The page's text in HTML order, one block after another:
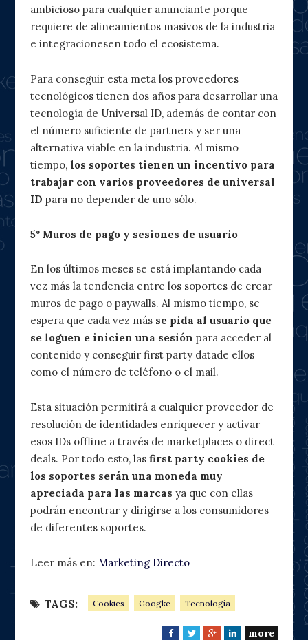
ambicioso para cualquier anunciante porque
requiere de alineamientos masivos de la industria
e integracionesen todo el ecosistema.
Para conseguir esta meta los proveedores
tecnológicos tienen dos años para desarrollar una
tecnología de Universal ID, además de contar con
el número suficiente de partners y ser una
alternativa viable en la industria. Al mismo
tiempo, los soportes tienen un incentivo para
trabajar con varios proveedores de universal
ID para no depender de uno sólo.
5º Muros de pago y sesiones de usuario
En los últimos meses se está implantando cada
vez más la tendencia entre los soportes de crear
muros de pago o paywalls. Al mismo tiempo, se
espera que cada vez más se pida al usuario que
se loguen e inicien una sesión para acceder al
contenido y conseguir first party datade ellos
como el número de teléfono o el mail.
Esta situación permitirá a cualquier proveedor de
resolución de identidades enriquecer y activar
esos IDs offline a través de marketplaces o direct
deals. Por todo esto, las first party cookies de
los soportes serán una moneda muy
apreciada para las marcas ya que con ellas
podrán encontrar y dirigirse a los consumidores
de diferentes soportes.
Leer más en: Marketing Directo
TAGS: Cookies Googke Tecnología
F
T
G
L
more